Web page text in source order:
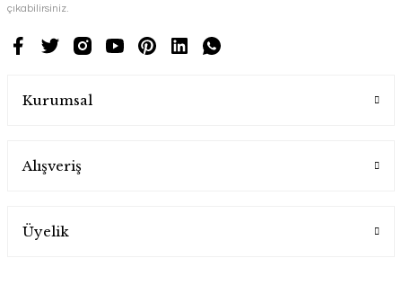
çıkabilirsiniz.
Kurumsal
Alışveriş
Üyelik